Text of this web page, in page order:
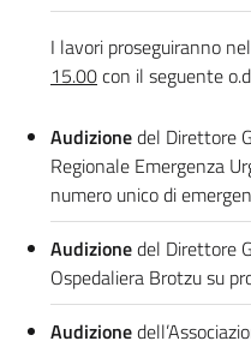
I lavori proseguiranno
15.00con il seguente
Audizionedel Direttore
Regionale Emergenza
numero unico di
Audizionedel Direttore
Ospedaliera Brotzu su
Audizione